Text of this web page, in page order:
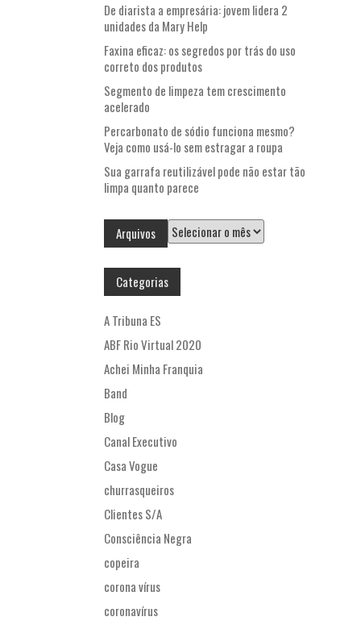
De diarista a empresária: jovem lidera 2
unidades da Mary Help
Faxina eficaz: os segredos por trás do uso
correto dos produtos
Segmento de limpeza tem crescimento
acelerado
Percarbonato de sódio funciona mesmo?
Veja como usá-lo sem estragar a roupa
Sua garrafa reutilizável pode não estar tão
limpa quanto parece
Arquivos Arquivos
Categorias
A Tribuna ES
ABF Rio Virtual 2020
Achei Minha Franquia
Band
Blog
Canal Executivo
Casa Vogue
churrasqueiros
Clientes S/A
Consciência Negra
copeira
corona vírus
coronavírus